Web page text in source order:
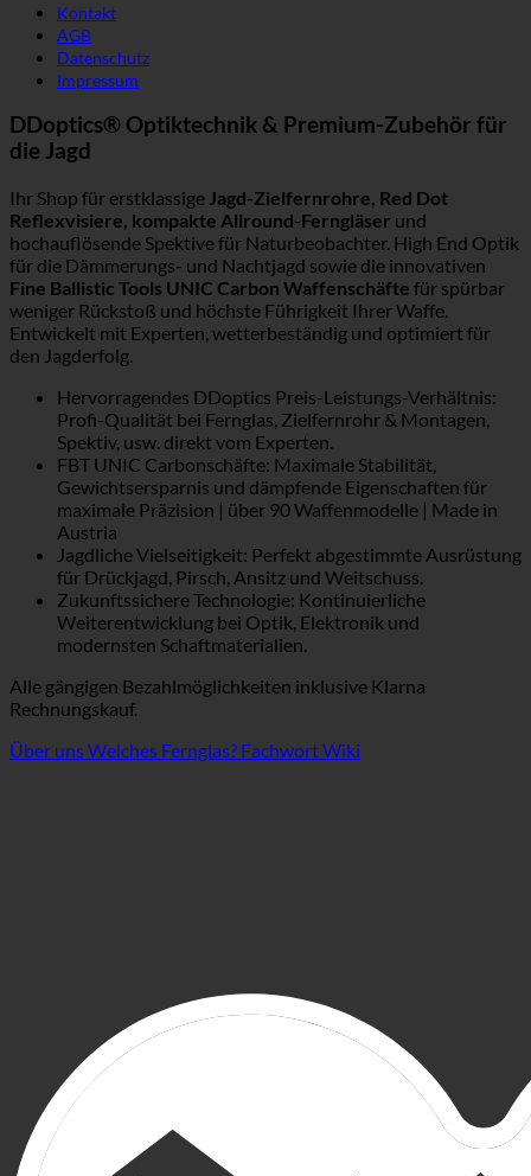
Kontakt
AGB
Datenschutz
Impressum
DDoptics® Optiktechnik & Premium-Zubehör für
die Jagd
Ihr Shop für erstklassige Jagd-Zielfernrohre, Red Dot
Reflexvisiere, kompakte Allround-Ferngläser und
hochauflösende Spektive für Naturbeobachter. High End Optik
für die Dämmerungs- und Nachtjagd sowie die innovativen
Fine Ballistic Tools UNIC Carbon Waffenschäfte für spürbar
weniger Rückstoß und höchste Führigkeit Ihrer Waffe.
Entwickelt mit Experten, wetterbeständig und optimiert für
den Jagderfolg.
Hervorragendes DDoptics Preis-Leistungs-Verhältnis:
Profi-Qualität bei Fernglas, Zielfernrohr & Montagen,
Spektiv, usw. direkt vom Experten.
FBT UNIC Carbonschäfte: Maximale Stabilität,
Gewichtsersparnis und dämpfende Eigenschaften für
maximale Präzision | über 90 Waffenmodelle | Made in
Austria
Jagdliche Vielseitigkeit: Perfekt abgestimmte Ausrüstung
für Drückjagd, Pirsch, Ansitz und Weitschuss.
Zukunftssichere Technologie: Kontinuierliche
Weiterentwicklung bei Optik, Elektronik und
modernsten Schaftmaterialien.
Alle gängigen Bezahlmöglichkeiten inklusive Klarna
Rechnungskauf.
Über unsWelches Fernglas? Fachwort Wiki